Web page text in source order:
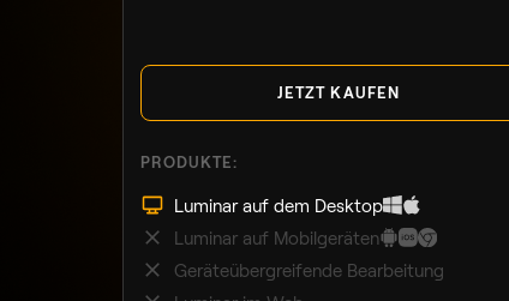
JETZT KAUFEN
PRODUKTE:
Luminar auf dem Desktop
Luminar auf Mobilgeräten
Geräteübergreifende Bearbeitung